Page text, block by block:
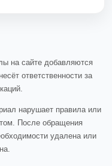
на сайте добавляются
ответственности за
нарушает правила или
После обращения
удалена или